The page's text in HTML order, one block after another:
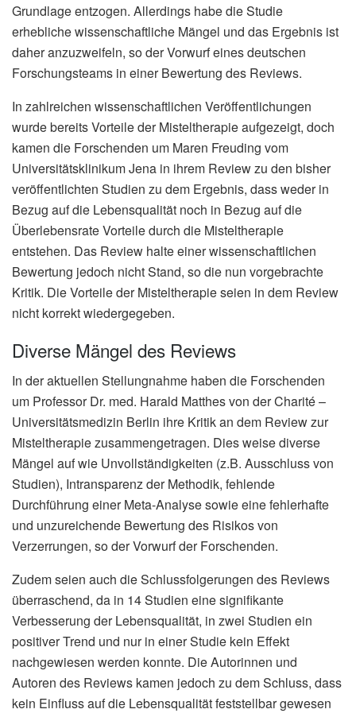
Grundlage entzogen. Allerdings habe die Studie
erhebliche wissenschaftliche Mängel und das Ergebnis ist
daher anzuzweifeln, so der Vorwurf eines deutschen
Forschungsteams in einer Bewertung des Reviews.
In zahlreichen wissenschaftlichen Veröffentlichungen
wurde bereits Vorteile der Misteltherapie aufgezeigt, doch
kamen die Forschenden um Maren Freuding vom
Universitätsklinikum Jena in ihrem Review zu den bisher
veröffentlichten Studien zu dem Ergebnis, dass weder in
Bezug auf die Lebensqualität noch in Bezug auf die
Überlebensrate Vorteile durch die Misteltherapie
entstehen. Das Review halte einer wissenschaftlichen
Bewertung jedoch nicht Stand, so die nun vorgebrachte
Kritik. Die Vorteile der Misteltherapie seien in dem Review
nicht korrekt wiedergegeben.
Diverse Mängel des Reviews
In der aktuellen Stellungnahme haben die Forschenden
um Professor Dr. med. Harald Matthes von der Charité –
Universitätsmedizin Berlin ihre Kritik an dem Review zur
Misteltherapie zusammengetragen. Dies weise diverse
Mängel auf wie Unvollständigkeiten (z.B. Ausschluss von
Studien), Intransparenz der Methodik, fehlende
Durchführung einer Meta-Analyse sowie eine fehlerhafte
und unzureichende Bewertung des Risikos von
Verzerrungen, so der Vorwurf der Forschenden.
Zudem seien auch die Schlussfolgerungen des Reviews
überraschend, da in 14 Studien eine signifikante
Verbesserung der Lebensqualität, in zwei Studien ein
positiver Trend und nur in einer Studie kein Effekt
nachgewiesen werden konnte. Die Autorinnen und
Autoren des Reviews kamen jedoch zu dem Schluss, dass
kein Einfluss auf die Lebensqualität feststellbar gewesen